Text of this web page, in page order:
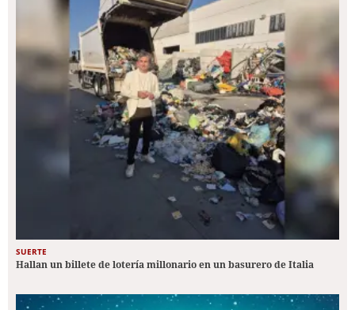
SUERTE
Hallan un billete de lotería millonario en un basurero de Italia